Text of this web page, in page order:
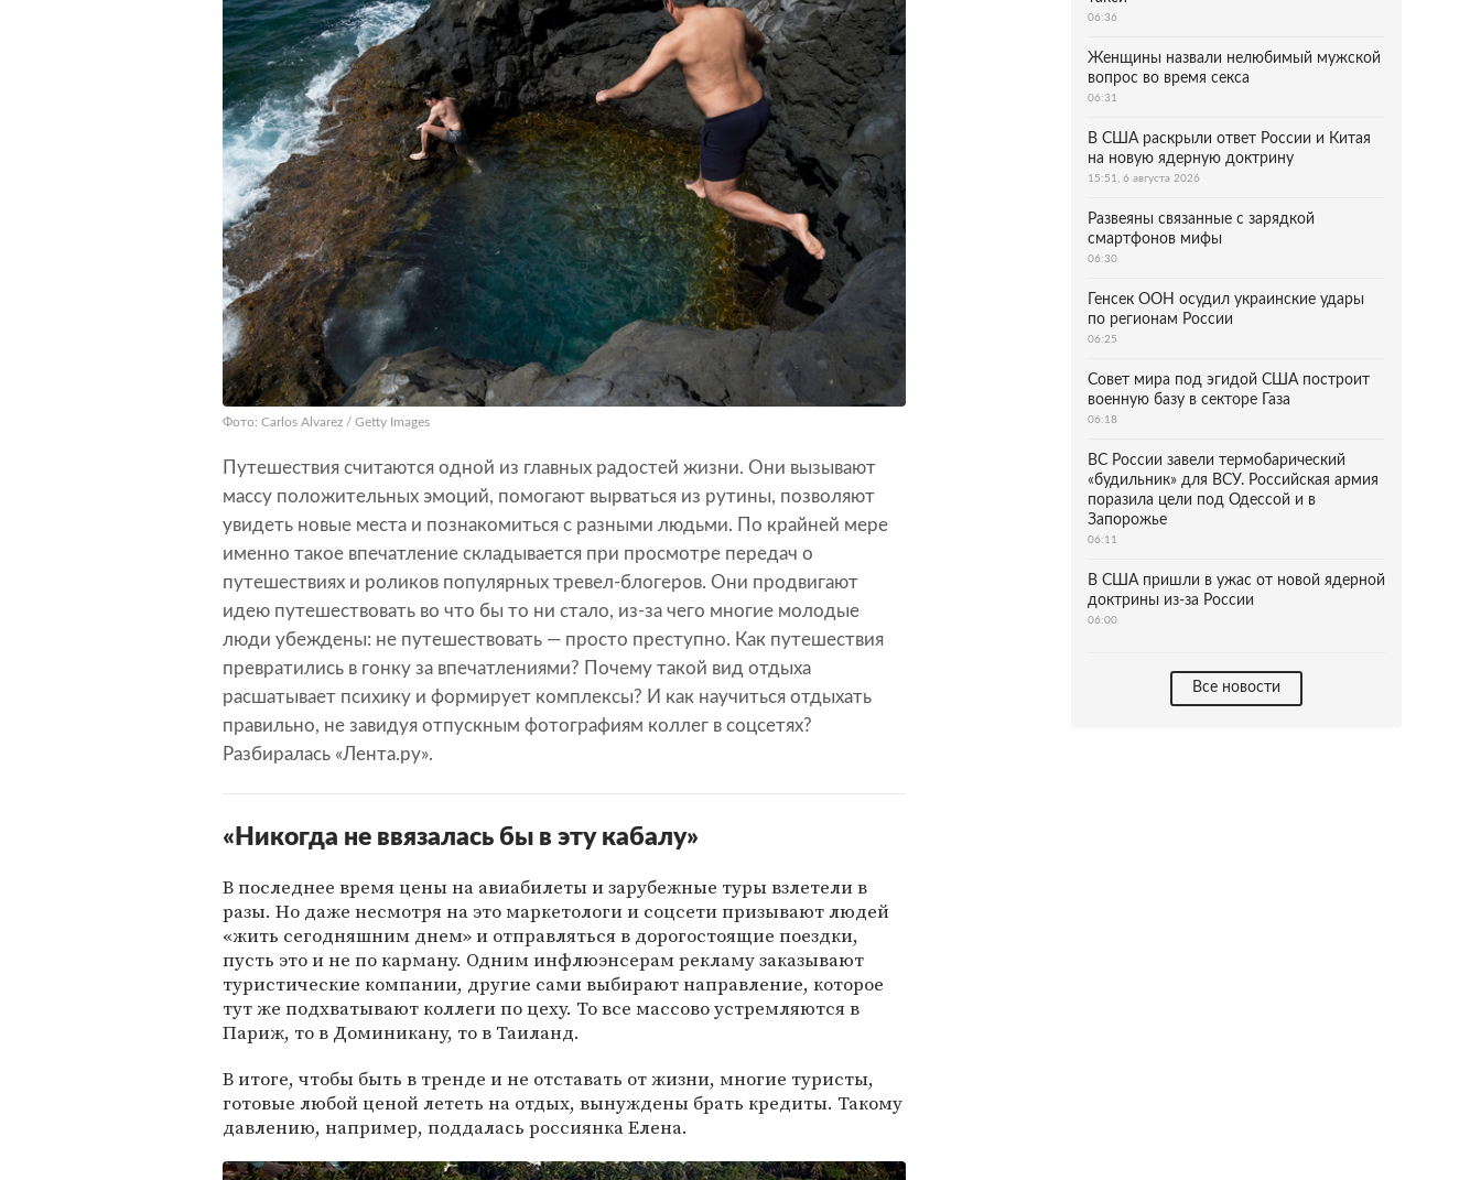
Фото: Carlos Alvarez / Getty Images
Путешествия считаются одной из главных радостей жизни. Они вызывают
массу положительных эмоций, помогают вырваться из рутины, позволяют
увидеть новые места и познакомиться с разными людьми. По крайней мере
именно такое впечатление складывается при просмотре передач о
путешествиях и роликов популярных тревел-блогеров. Они продвигают
идею путешествовать во что бы то ни стало, из-за чего многие молодые
люди убеждены: не путешествовать — просто преступно. Как путешествия
превратились в гонку за впечатлениями? Почему такой вид отдыха
расшатывает психику и формирует комплексы? И как научиться отдыхать
правильно, не завидуя отпускным фотографиям коллег в соцсетях?
Разбиралась «Лента.ру».
«Никогда не ввязалась бы в эту кабалу»
В последнее время цены на авиабилеты и зарубежные туры взлетели в
разы. Но даже несмотря на это маркетологи и соцсети призывают людей
«жить сегодняшним днем» и отправляться в дорогостоящие поездки,
пусть это и не по карману. Одним инфлюэнсерам рекламу заказывают
туристические компании, другие сами выбирают направление, которое
тут же подхватывают коллеги по цеху. То все массово устремляются в
Париж, то в Доминикану, то в Таиланд.
В итоге, чтобы быть в тренде и не отставать от жизни, многие туристы,
готовые любой ценой лететь на отдых, вынуждены брать кредиты. Такому
давлению, например, поддалась россиянка Елена.
06:36
Женщины назвали нелюбимый мужской
вопрос во время секса
06:31
В США раскрыли ответ России и Китая
на новую ядерную доктрину
15:51, 6 августа 2026
Развеяны связанные с зарядкой
смартфонов мифы
06:30
Генсек ООН осудил украинские удары
по регионам России
06:25
Совет мира под эгидой США построит
военную базу в секторе Газа
06:18
ВС России завели термобарический
«будильник» для ВСУ. Российская армия
поразила цели под Одессой и в
Запорожье
06:11
В США пришли в ужас от новой ядерной
доктрины из-за России
06:00
Все новости